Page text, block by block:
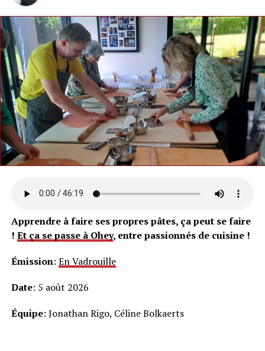
Apprendre à faire ses propres pâtes, ça peut se faire
! Et ça se passe à Ohey, entre passionnés de cuisine !
Émission: En Vadrouille
Date: 5 août 2026
Équipe: Jonathan Rigo, Céline Bolkaerts